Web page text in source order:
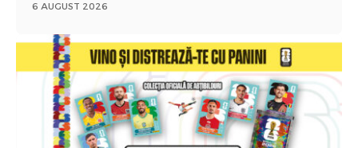
6 AUGUST 2026